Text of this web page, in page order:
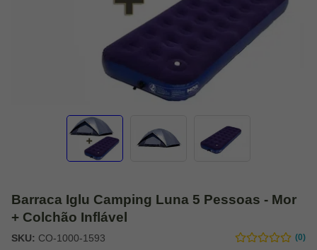
Barraca Iglu Camping Luna 5 Pessoas - Mor
+ Colchão Inflável
SKU: CO-1000-1593
(0)